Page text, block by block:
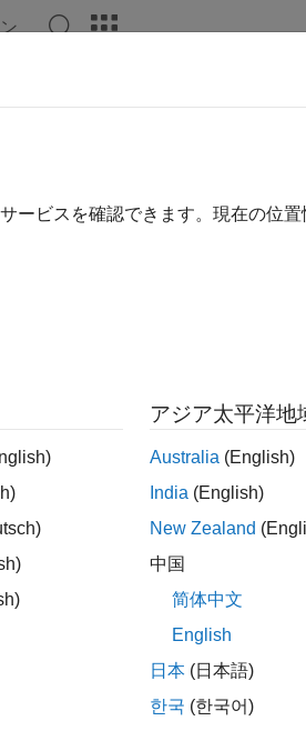
もつ要件リンクを
キュメントの場所を指定するパス
推奨アクション
次のいずれかを実行して、ファイル
されているパスを変更します。
をクリックして、現在の
タブで、 [要件マネージ
ービスを確認できます。現在の位
アジア太平洋地
Australia (English)
India (English)
New Zealand
中国
简体中文
English
日本 (日本語)
한국 (한국어)